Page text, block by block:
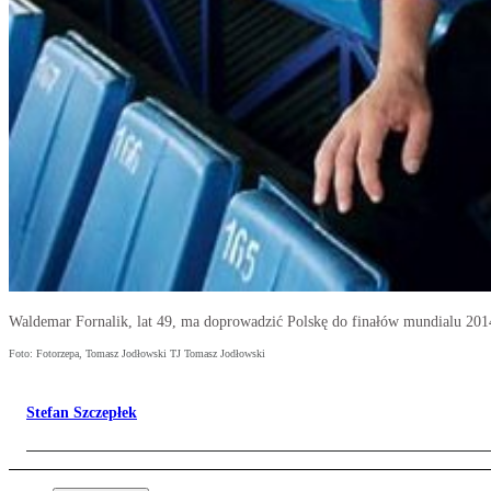
Waldemar Fornalik, lat 49, ma doprowadzić Polskę do finałów mundialu
Foto: Fotorzepa, Tomasz Jodłowski TJ Tomasz Jodłowski
Stefan Szczepłek